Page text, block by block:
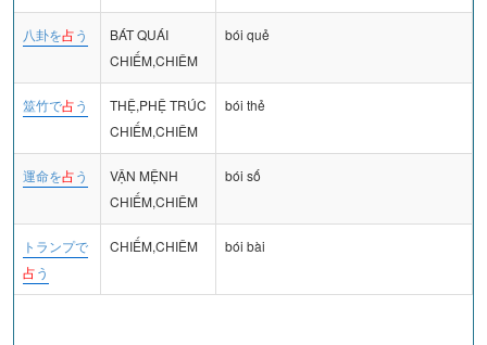
八卦を占う
BÁT QUÁI
CHIẾM,CHIÊM
bói quẻ
筮竹で占う
THỆ,PHỆ TRÚC
CHIẾM,CHIÊM
bói thẻ
運命を占う
VẬN MỆNH
CHIẾM,CHIÊM
bói số
トランプで
占う
CHIẾM,CHIÊM bói bài